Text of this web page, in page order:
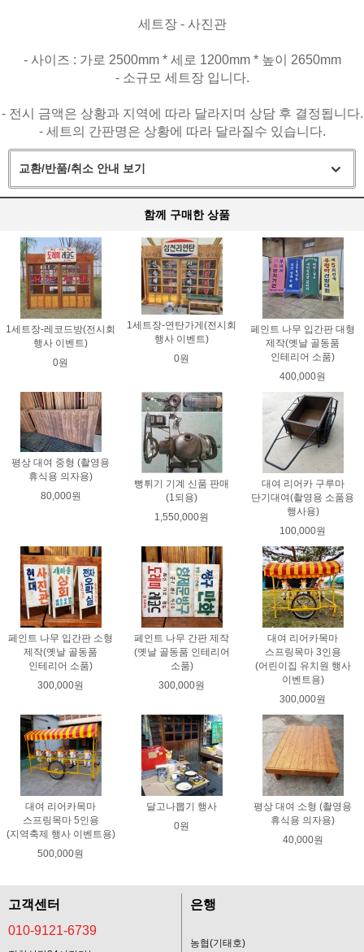
세트장 - 사진관
- 사이즈 : 가로 2500mm * 세로 1200mm * 높이 2650mm
- 소규모 세트장 입니다.
- 전시 금액은 상황과 지역에 따라 달라지며 상담 후 결정됩니다.
- 세트의 간판명은 상황에 따라 달라질수 있습니다.
교환/반품/취소 안내 보기
함께 구매한 상품
1세트장-레코드방(전시회
행사 이벤트)
0원
1세트장-연탄가게(전시회
행사 이벤트)
0원
페인트 나무 입간판 대형
제작(옛날 골동품
인테리어 소품)
400,000원
평상 대여 중형 (촬영용
휴식용 의자용)
80,000원
뻥튀기 기계 신품 판매
(1되용)
1,550,000원
대여 리어카 구루마
단기대여(촬영용 소품용
행사용)
100,000원
페인트 나무 입간판 소형
제작(옛날 골동품
인테리어 소품)
300,000원
페인트 나무 간판 제작
(옛날 골동품 인테리어
소품)
300,000원
대여 리어카목마
스프링목마 3인용
(어린이집 유치원 행사
이벤트용)
300,000원
대여 리어카목마
스프링목마 5인용
(지역축제 행사 이벤트용)
500,000원
달고나뽑기 행사
0원
평상 대여 소형 (촬영용
휴식용 의자용)
40,000원
고객센터
010-9121-6739
은행
농협(기태호)